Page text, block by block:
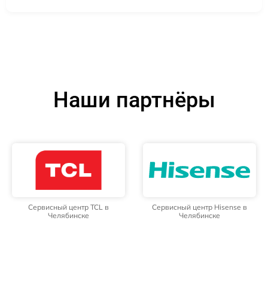
Наши партнёры
Сервисный центр TCL в
Челябинске
Сервисный центр Hisense в
Челябинске